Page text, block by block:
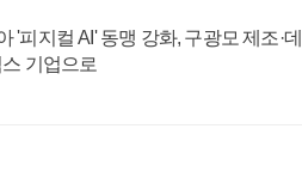
'피지컬 AI' 동맹 강화, 구광모 제조·데
기업으로